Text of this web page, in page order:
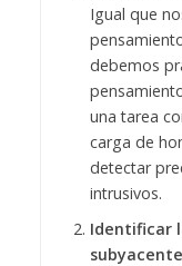
Igual que
debemos
una tarea
carga de
detectar
intrusivos.
Identificar